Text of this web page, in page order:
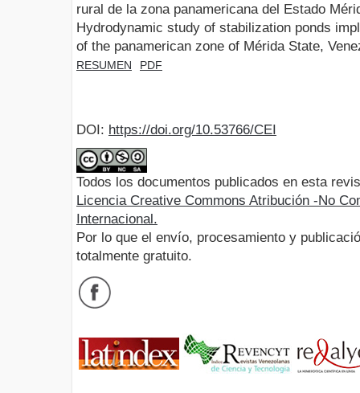
rural de la zona panamericana del Estado
Hydrodynamic study of stabilization ponds
of the panamerican zone of Mérida State,
RESUMEN PDF
DOI: https://doi.org/10.53766/CEI
Todos los documentos publicados en esta
Licencia Creative Commons Atribución -No
Internacional.
Por lo que el envío, procesamiento y
totalmente gratuito.